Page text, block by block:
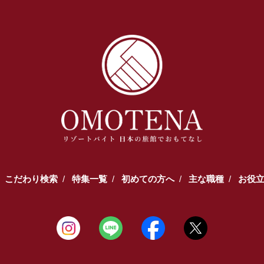
こだわり検索 特集一覧 初めての方へ 主な職種 お役